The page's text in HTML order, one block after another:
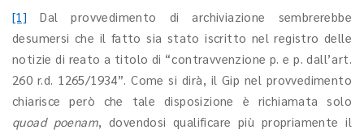
[1] Dal provvedimento di archiviazione sembrerebbe
desumersi che il fatto sia stato iscritto nel registro delle
notizie di reato a titolo di “contravvenzione p. e p. dall’art.
260 r.d. 1265/1934”. Come si dirà, il Gip nel provvedimento
chiarisce però che tale disposizione è richiamata solo
quoad poenam, dovendosi qualificare più propriamente il